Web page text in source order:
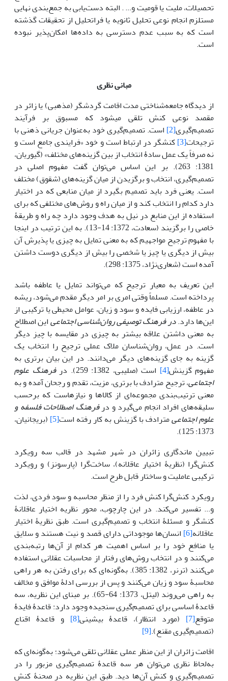
تحصیلات، ملیت یا قومیت و... . البته دست‌یابی به جمع‌بندی نهایی
مستلزم انجام نوعی تحلیل ثانویه یا فراتحلیل از تحقیقات گذشته
است که به سبب عدم دسترسی به داده‌ها امکان‌پذیر نبوده
است.
مبانی نظری
از دیدگاه جامعه‌شناختی مدت اقامت گردشگر (مذهبی) یا زائر در
مقصد نوعی کنش تلقی می­شود که مسبوق بر فرآیند
تصمیم‌گیری[2] است. تصمیم‌گیری خود به‌عنوان جریانی ذهنی با
ترجیحات[3] کنشگر در ارتباط است و خود «فرایندی جامع است و
نه صرفاً یک عمل سادۀ انتخاب از بین گزینه‌های مختلف» (گیوریان،
1381: 263). بر این اساس می‌توان گفت مفهوم اصلی در
تصمیم‌گیری، انتخاب و برگزیدن از میان گزینه‌های (شقوق) مختلف
است. یعنی فرد باید تصمیم بگیرد از میان منابعی که در اختیار
دارد کدام را انتخاب کند و از میان راه و روش‌های مختلفی که برای
استفاده از این منابع در نیل به هدف وجود دارد چه راه و طریقۀ
خاصی را برگزیند (سعادت، 1372: 14-13). به این ترتیب در اینجا
با مفهوم ترجیح مواجهیم که به معنی تمایل به چیزی یا پذیرش آن
بیش از دیگری یا چیز یا شخصی را بیش از دیگری دوست داشتن
آمده است (شعاری‌نژاد، 1375: 298).
این تعریف به معیار ترجیح که می‌تواند تمایل یا عاطفه باشد
پرداخته است. مسلماً وقتی امری بر امر دیگر مقدم می‌شود، ریشه
در عاطفه، ارزیابی فایده و سود و زیان، عوامل محیطی یا ترکیبی از
این‌ها دارد.در فرهنگ توصیفی روان‌شناسی اجتماعیاین اصطلاح
به معنی داشتن علاقه بیشتر به چیزی در مقایسه با چیز دیگر
است. در عمل، روان‌شناسان ملاک عملی ترجیح را انتخاب یک
گزینه به جای گزینه‌های دیگر می‌دانند. در این بیان برتری به
مفهوم گزینش[4] است (صلیبی، 1382: 259). در
فرهنگ علوم
اجتماعی، ترجیح مترادف با برتری، مزیت، تقدم و رجحان آمده و به
معنی ترتیب‌بندی مجموعه‌ای از کالاها و نیازهاست که برحسب
سلیقه‌های افراد انجام می‌گیرد و درفرهنگ اصطلاحات فلسفه و
علوم اجتماعیمترادف با گزینش به کار رفته است[5]
(بریجانیان،
1373: 125).
تبیین ماندگاری زائران در شهر مشهد در قالب سه رویکرد
کنش‌گرا (نظریۀ اختیار عاقلانه)، ساخت‌گرا (پارسونز) و رویکرد
ترکیبی عاملیت و ساختار قابل طرح است.
رویکرد کنش‌گرا کنش فرد را از منظر محاسبه و سود فردی، لذت
و... تفسیر می‌کند. در این چارچوب، محور نظریه اختیار عاقلانۀ
کنشگر و مسئلۀ انتخاب و تصمیم‌گیری است. طبق نظریۀ اختیار
عاقلانه[6] انسان‌ها موجوداتی دارای قصد و نیت هستند و سلایق
یا منافع خود را بر اساس اهمیت هر کدام از آن‌ها رتبه‌بندی
می‌کنند و در انتخاب روش‌های رفتار از محاسبات عقلانی استفاده
می‌کنند (ترنر، 1382: 385). به‌گونه‌ای که برای رفتن به هر راهی
محاسبۀ سود و زیان می‌کنند و پس از بررسی ادلۀ موافق و مخالف
به راهی می‌روند (لیتل، 1373: 64-65). بر مبنای این نظریه، سه
قاعدۀ اساسی برای تصمیم‌گیری سنجیده وجود دارد: قاعدۀ فایدۀ
متوقع[7] (مورد انتظار)، قاعدۀ بیشینی[8]
و قاعدۀ اقناع
(تصمیم‌گیری مقنع).[9]
اقامت زائران از این منظر عملی عقلانی تلقی می‌شود؛ به‌گونه‌ای که
به‌لحاظ نظری می‌توان هر سه قاعدۀ تصمیم‌گیری مزبور را در
تصمیم‌گیری و کنش آن‌ها دید. طبق این نظریه در صحنۀ کنش